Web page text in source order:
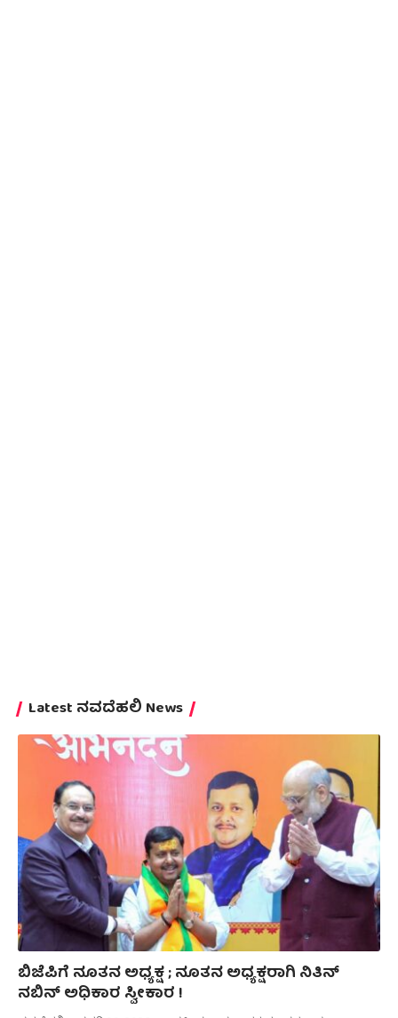
Latest ನವದೆಹಲಿ News
ಬಿಜೆಪಿಗೆ ನೂತನ ಅಧ್ಯಕ್ಷ ; ನೂತನ ಅಧ್ಯಕ್ಷರಾಗಿ ನಿತಿನ್
ನಬಿನ್ ಅಧಿಕಾರ ಸ್ವೀಕಾರ !